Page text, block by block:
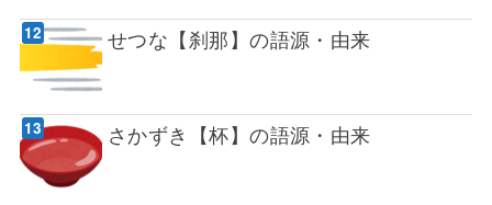
せつな【刹那】の語源・由来
さかずき【杯】の語源・由来